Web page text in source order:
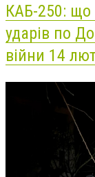
КАБ-250: що
ударів по
війни 14